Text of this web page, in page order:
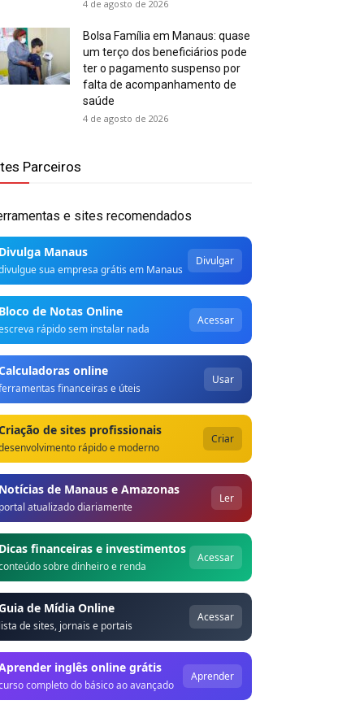
4 de agosto de 2026
Bolsa Família em Manaus: quase
um terço dos beneficiários pode
ter o pagamento suspenso por
falta de acompanhamento de
saúde
4 de agosto de 2026
Parceiros
e sites recomendados
Manaus
sua empresa grátis em Manaus
Divulgar
de Notas Online
rápido sem instalar nada
Acessar
online
financeiras e úteis
Usar
de sites profissionais
rápido e moderno
Criar
de Manaus e Amazonas
atualizado diariamente
Ler
financeiras e investimentos
sobre dinheiro e renda
Acessar
de Mídia Online
de sites, jornais e portais
Acessar
inglês online grátis
completo do básico ao avançado
Aprender